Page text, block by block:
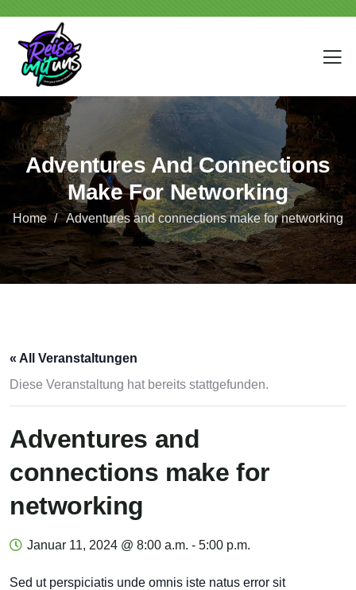
Adventures And Connections
Make For Networking
Home Adventures and connections make for networking
« All Veranstaltungen
Diese Veranstaltung hat bereits stattgefunden.
Adventures and
connections make for
networking
Januar 11, 2024 @ 8:00 a.m. - 5:00 p.m.
Sed ut perspiciatis unde omnis iste natus error sit